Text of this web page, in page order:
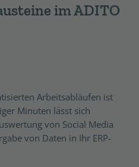
im ADITO
Arbeitsabläufen ist
Minuten lässt sich
von Social Media
von Daten in Ihr ERP-